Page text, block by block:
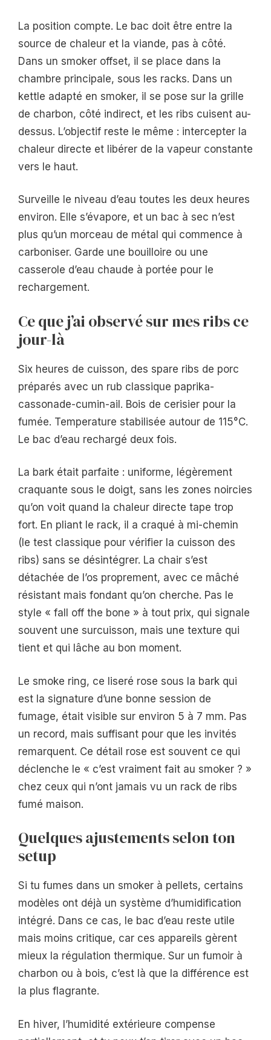
La position compte. Le bac doit être entre la
source de chaleur et la viande, pas à côté.
Dans un smoker offset, il se place dans la
chambre principale, sous les racks. Dans un
kettle adapté en smoker, il se pose sur la grille
de charbon, côté indirect, et les ribs cuisent au-
dessus. L’objectif reste le même : intercepter la
chaleur directe et libérer de la vapeur constante
vers le haut.
Surveille le niveau d’eau toutes les deux heures
environ. Elle s’évapore, et un bac à sec n’est
plus qu’un morceau de métal qui commence à
carboniser. Garde une bouilloire ou une
casserole d’eau chaude à portée pour le
rechargement.
Ce que j’ai observé sur mes ribs ce
jour-là
Six heures de cuisson, des spare ribs de porc
préparés avec un rub classique paprika-
cassonade-cumin-ail. Bois de cerisier pour la
fumée. Temperature stabilisée autour de 115°C.
Le bac d’eau rechargé deux fois.
La bark était parfaite : uniforme, légèrement
craquante sous le doigt, sans les zones noircies
qu’on voit quand la chaleur directe tape trop
fort. En pliant le rack, il a craqué à mi-chemin
(le test classique pour vérifier la cuisson des
ribs) sans se désintégrer. La chair s’est
détachée de l’os proprement, avec ce mâché
résistant mais fondant qu’on cherche. Pas le
style « fall off the bone » à tout prix, qui signale
souvent une surcuisson, mais une texture qui
tient et qui lâche au bon moment.
Le smoke ring, ce liseré rose sous la bark qui
est la signature d’une bonne session de
fumage, était visible sur environ 5 à 7 mm. Pas
un record, mais suffisant pour que les invités
remarquent. Ce détail rose est souvent ce qui
déclenche le « c’est vraiment fait au smoker ? »
chez ceux qui n’ont jamais vu un rack de ribs
fumé maison.
Quelques ajustements selon ton
setup
Si tu fumes dans un smoker à pellets, certains
modèles ont déjà un système d’humidification
intégré. Dans ce cas, le bac d’eau reste utile
mais moins critique, car ces appareils gèrent
mieux la régulation thermique. Sur un fumoir à
charbon ou à bois, c’est là que la différence est
la plus flagrante.
En hiver, l’humidité extérieure compense